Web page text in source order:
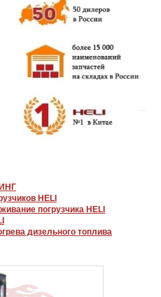
HELI
погрузчика HELI
дизельного топлива